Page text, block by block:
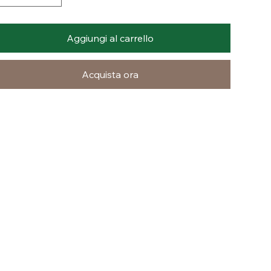
Aggiungi al carrello
Acquista ora